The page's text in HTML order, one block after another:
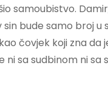
samoubistvo.
bude samo broj
čovjek koji zna da
sa sudbinom ni sa